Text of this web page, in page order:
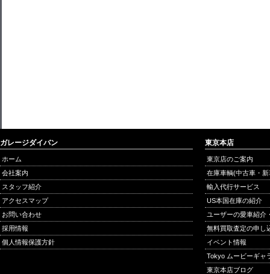
ガレージダイバン
ホーム
会社案内
スタッフ紹介
アクセスマップ
お問い合わせ
採用情報
個人情報保護方針
東京本店
東京店のご案内
在庫車輌(中古車・
輸入代行サービス
US本国在庫の紹介
ユーザーの愛車紹介
無料買取査定の申し
イベント情報
Tokyo ムービーギャ
東京本店ブログ